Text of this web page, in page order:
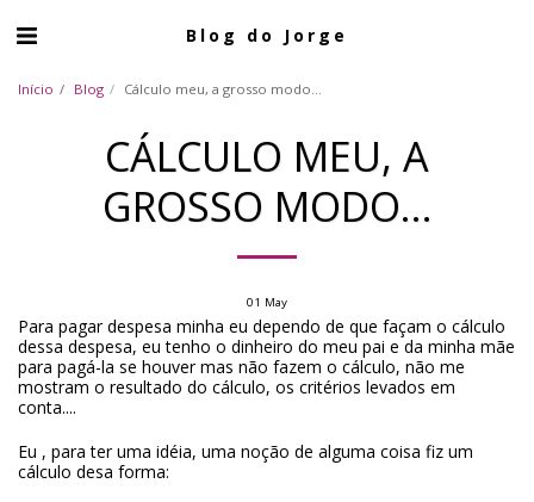
Blog do Jorge
Início Blog Cálculo meu, a grosso modo...
CÁLCULO MEU, A
GROSSO MODO...
01 May
Para pagar despesa minha eu dependo de que façam o cálculo
dessa despesa, eu tenho o dinheiro do meu pai e da minha mãe
para pagá-la se houver mas não fazem o cálculo, não me
mostram o resultado do cálculo, os critérios levados em
conta....
Eu , para ter uma idéia, uma noção de alguma coisa fiz um
cálculo desa forma: